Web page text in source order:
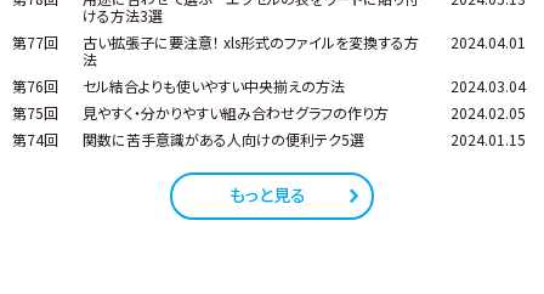
ける方法3選
第77回
古い拡張子に要注意！ xls形式のファイルを変換する方
法
2024.04.01
第76回 セル結合よりも使いやすい中央揃えの方法
2024.03.04
第75回
見やすく・分かりやすい組み合わせグラフの作り方
2024.02.05
第74回
関数に苦手意識がある人向けの便利テク5選 2024.01.15
もっと見る